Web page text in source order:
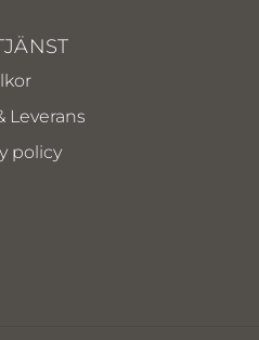
Leverans
policy